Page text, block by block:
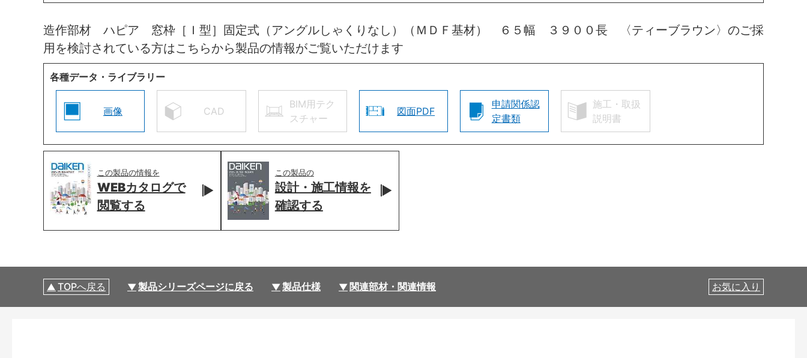
造作部材 ハピア 窓枠［Ｉ型］固定式（アングルしゃくりなし）（ＭＤＦ基材） ６５幅 ３９００長 〈ティーブラウン〉のご採
用を検討されている方はこちらから製品の情報がご覧いただけます
各種データ・ライブラリー
画像 CAD
BIM用テク
スチャー
図面PDF
申請関係認
定書類
施工・取扱
説明書
この製品の情報を
WEBカタログで
閲覧する
この製品の
設計・施工情報を
確認する
TOPへ戻る 製品シリーズページに戻る 製品仕様 関連部材・関連情報 お気に入り